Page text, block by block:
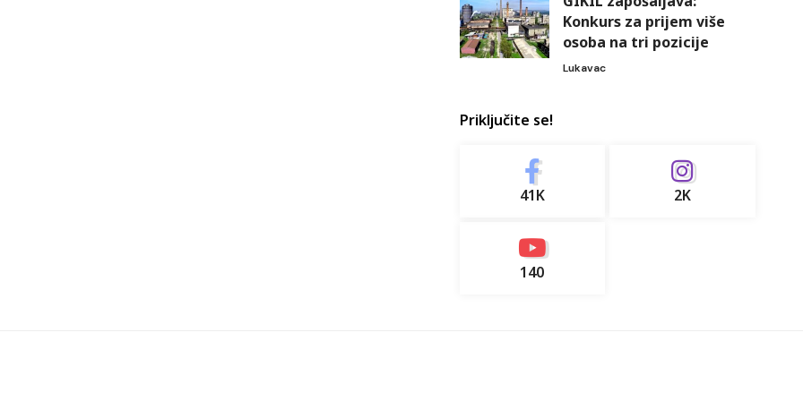
Konkurs za prijem više
osoba na tri pozicije
Lukavac
Priključite se!
41K 2K
140